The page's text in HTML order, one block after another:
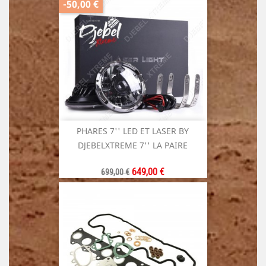
PHARES 7'' LED ET LASER BY
DJEBELXTREME 7'' LA PAIRE
Prix
de
699,00 € Prix
649,00 €
-50,00 €